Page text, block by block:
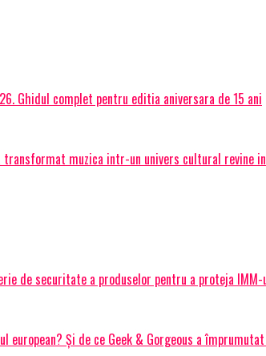
Ghidul complet pentru editia aniversara de 15 ani
transformat muzica intr-un univers cultural revine
de securitate a produselor pentru a proteja
european? Și de ce Geek & Gorgeous a